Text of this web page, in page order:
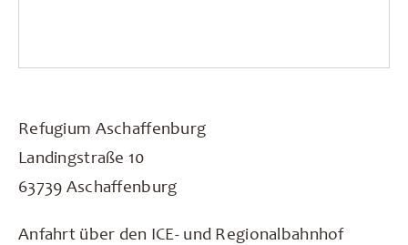
Refugium Aschaffenburg
Landingstraße 10
63739 Aschaffenburg
Anfahrt über den ICE- und Regionalbahnhof